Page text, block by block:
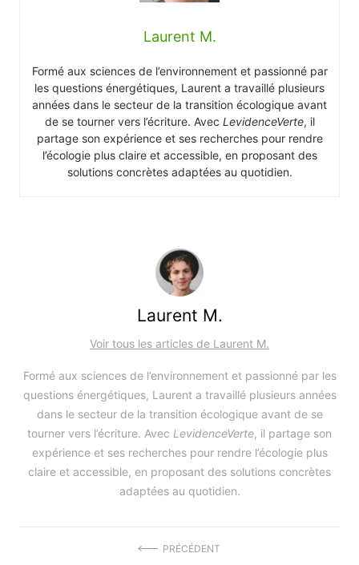
Laurent M.
Formé aux sciences de l’environnement et passionné par
les questions énergétiques, Laurent a travaillé plusieurs
années dans le secteur de la transition écologique avant
de se tourner vers l’écriture. Avec LevidenceVerte, il
partage son expérience et ses recherches pour rendre
l’écologie plus claire et accessible, en proposant des
solutions concrètes adaptées au quotidien.
Laurent M.
Voir tous les articles de Laurent M.
Formé aux sciences de l’environnement et passionné par les
questions énergétiques, Laurent a travaillé plusieurs années
dans le secteur de la transition écologique avant de se
tourner vers l’écriture. Avec LevidenceVerte, il partage son
expérience et ses recherches pour rendre l’écologie plus
claire et accessible, en proposant des solutions concrètes
adaptées au quotidien.
PRÉCÉDENT